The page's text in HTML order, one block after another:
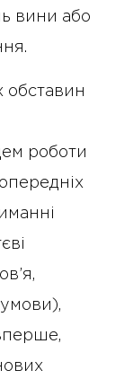
вини або
обставин
роботи
умови),